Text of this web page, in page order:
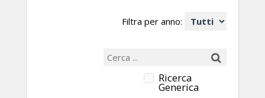
Filtra per anno:
Ricerca
Generica